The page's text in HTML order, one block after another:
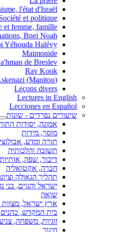
l'état d'Israël
et politique
et femme, famille
Bnei Noah
Yéhouda Halévy
Maimonide
de Breslev
Rav Kook
(Rav Askenazi (Manitou
Leçons divers
Lectures in English
Lecciones en Español
שיעורים נפרדים - שונות
אמונה, יסודות
מוסר, מידות
תורה ומדע,
תשובה והלכותיה
דיבור, שפה, אותיות
חברה, אקטואליה
תהליך הגאולה
ישראל והגוים, בני
שואה
ארץ ישראל, מצוות
בית המקדש,
זוגיות, משפחה,
חינוך